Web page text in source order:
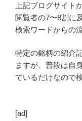
上記ブログサイト
閲覧者の7〜8割に
検索ワードからの
特定の銘柄の紹介
ますが、普段は自
ているだけなので
[ad]